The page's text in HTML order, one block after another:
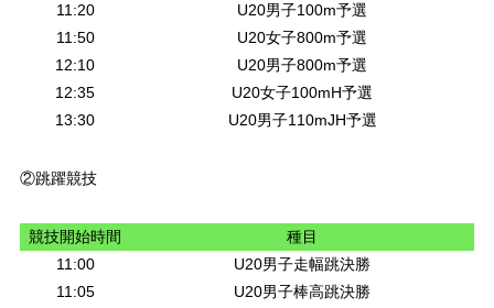
11:20
U20男子100m予選
11:50
U20女子800m予選
12:10
U20男子800m予選
12:35
U20女子100mH予選
13:30
U20男子110mJH予選
②跳躍競技
競技開始時間
種目
11:00
U20男子走幅跳決勝
11:05
U20男子棒高跳決勝